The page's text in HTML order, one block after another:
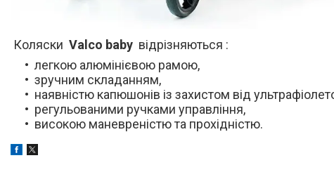
Коляски Valco baby відрізняються :
легкою алюмінієвою рамою,
зручним складанням,
наявністю капюшонів із захистом від
регульованими ручками управління,
високою маневреністю та прохідністю.